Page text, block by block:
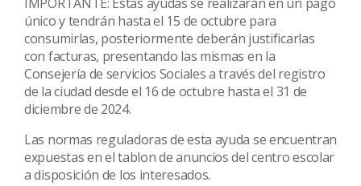
único y tendrán hasta el 15 de octubre para
consumirlas, posteriormente deberán justificarlas
con facturas, presentando las mismas en la
Consejería de servicios Sociales a través del registro
de la ciudad desde el 16 de octubre hasta el 31 de
diciembre de 2024.
Las normas reguladoras de esta ayuda se encuentran
expuestas en el tablon de anuncios del centro escolar
a disposición de los interesados.